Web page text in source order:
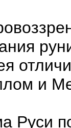
и
Руси